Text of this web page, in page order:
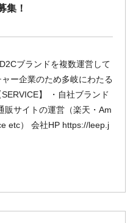
集！
ブランドを複数運営して
ー企業のため多岐にわたる
】 ・自社ブランド
販サイトの運営（楽天・Am
etc） 会社HP https://leep.j